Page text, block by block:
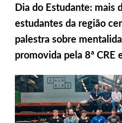
Dia do Estudante: mais
estudantes da região
palestra sobre
promovida pela 8ª CRE